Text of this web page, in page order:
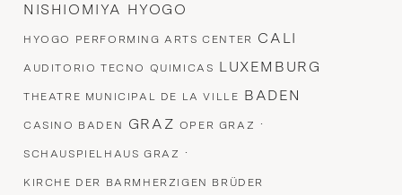
NISHIOMIYA HYOGO
HYOGO PERFORMING ARTS CENTER CALI
AUDITORIO TECNO QUIMICAS LUXEMBURG
THEATRE MUNICIPAL DE LA VILLE BADEN
CASINO BADEN GRAZ OPER GRAZ ·
SCHAUSPIELHAUS GRAZ ·
KIRCHE DER BARMHERZIGEN BRÜDER